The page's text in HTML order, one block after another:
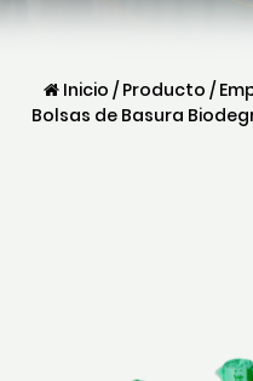
Inicio / Producto /
Bolsas de Basura